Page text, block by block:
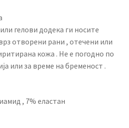
гелови додека ги носите
отворени рани , отечени или
кожа . Не е погодно по
или за време на бременост .
, 7% еластан